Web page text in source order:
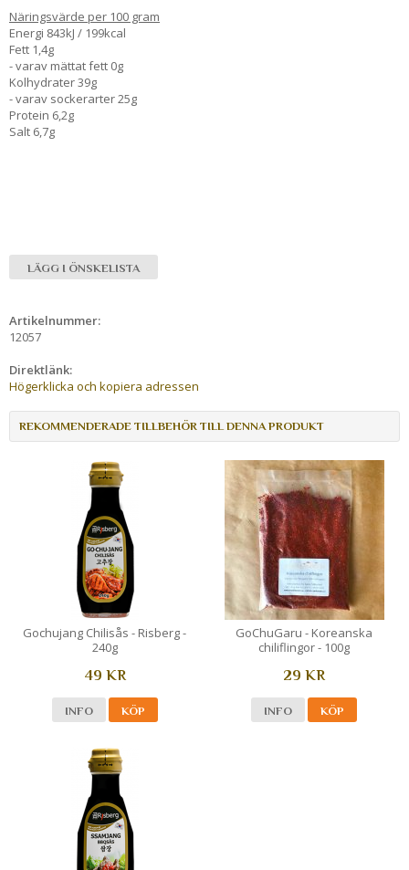
Näringsvärde per 100 gram
Energi 843kJ / 199kcal
Fett 1,4g
- varav mättat fett 0g
Kolhydrater 39g
- varav sockerarter 25g
Protein 6,2g
Salt 6,7g
LÄGG I ÖNSKELISTA
Artikelnummer:
12057
Direktlänk:
Högerklicka och kopiera adressen
REKOMMENDERADE TILLBEHÖR TILL DENNA PRODUKT
Gochujang Chilisås - Risberg -
240g
49 KR
INFO KÖP
GoChuGaru - Koreanska
chiliflingor - 100g
29 KR
INFO KÖP